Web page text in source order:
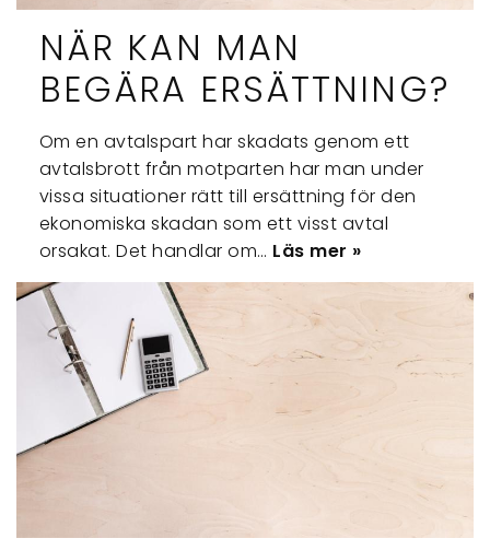
NÄR KAN MAN
BEGÄRA ERSÄTTNING?
Om en avtalspart har skadats genom ett
avtalsbrott från motparten har man under
vissa situationer rätt till ersättning för den
ekonomiska skadan som ett visst avtal
orsakat. Det handlar om… Läs mer »